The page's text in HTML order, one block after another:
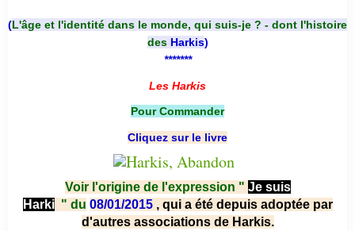
(L'âge et l'identité dans le monde, qui suis-je ? - dont l'histoire
des Harkis)
*******
Les Harkis
Pour Commander
Cliquez sur le livre
Voir l'origine de l'expression " Je suis
Harki " du 08/01/2015 , qui a été depuis adoptée par
d'autres associations de Harkis.